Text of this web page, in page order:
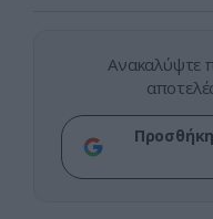
Ανακαλύψτε